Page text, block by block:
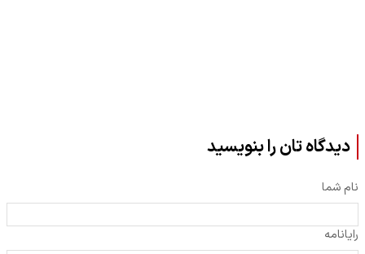
دیدگاه تان را بنویسید
نام شما
رایانامه